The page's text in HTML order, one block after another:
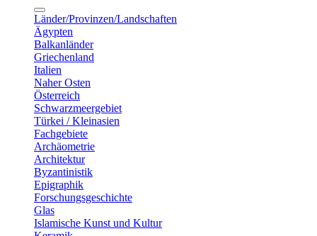
Länder/Provinzen/Landschaften
Ägypten
Balkanländer
Griechenland
Italien
Naher Osten
Österreich
Schwarzmeergebiet
Türkei / Kleinasien
Fachgebiete
Archäometrie
Architektur
Byzantinistik
Epigraphik
Forschungsgeschichte
Glas
Islamische Kunst und Kultur